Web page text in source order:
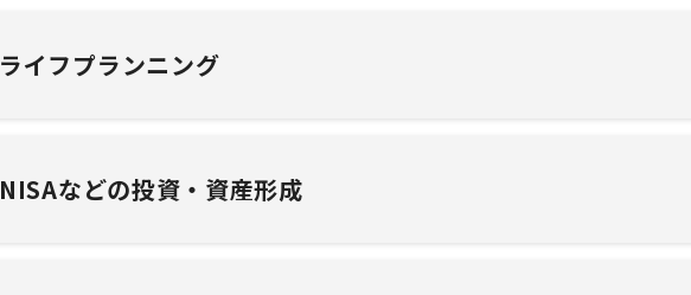
ライフプランニング
NISAなどの投資・資産形成